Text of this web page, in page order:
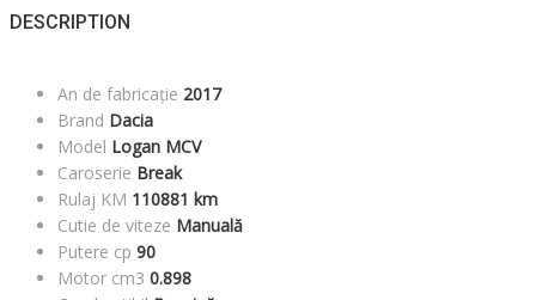
DESCRIPTION
An de fabricație 2017
Brand Dacia
Model Logan MCV
Caroserie Break
Rulaj KM 110881 km
Cutie de viteze Manuală
Putere cp 90
Motor cm3 0.898